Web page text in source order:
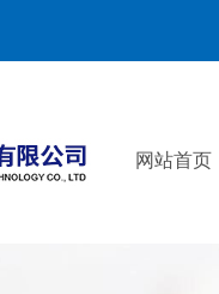
网站首页